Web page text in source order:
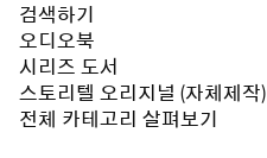
검색하기
오디오북
시리즈 도서
스토리텔 오리지널 (자체제작)
전체 카테고리 살펴보기